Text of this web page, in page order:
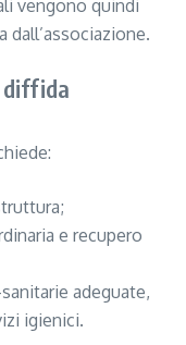
vengono quindi
dall’associazione.
diffida
e recupero
adeguate,
igienici.